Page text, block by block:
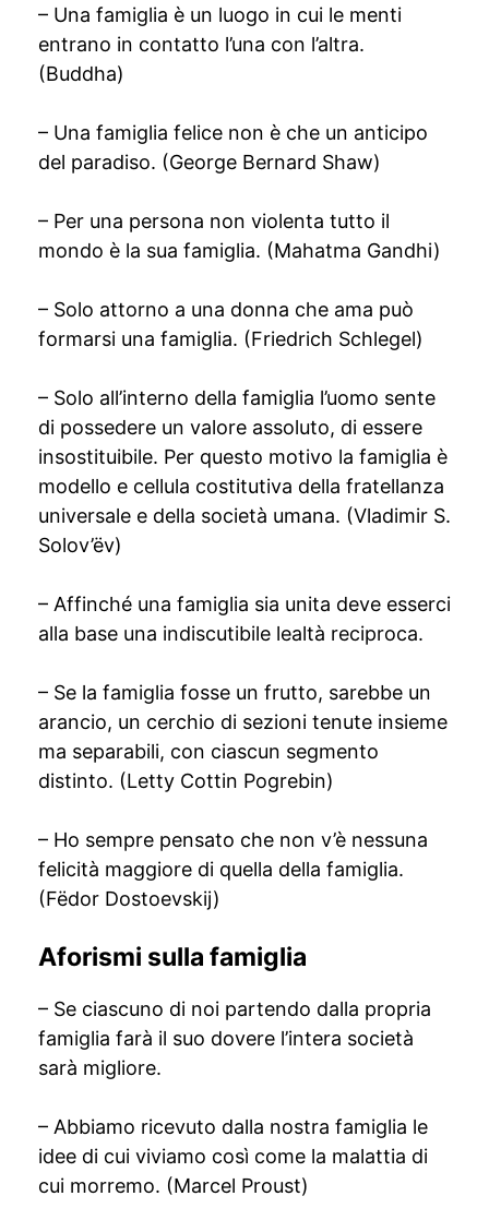
– Una famiglia è un luogo in cui le menti
entrano in contatto l’una con l’altra.
(Buddha)
– Una famiglia felice non è che un anticipo
del paradiso. (George Bernard Shaw)
– Per una persona non violenta tutto il
mondo è la sua famiglia. (Mahatma Gandhi)
– Solo attorno a una donna che ama può
formarsi una famiglia. (Friedrich Schlegel)
– Solo all’interno della famiglia l’uomo sente
di possedere un valore assoluto, di essere
insostituibile. Per questo motivo la famiglia è
modello e cellula costitutiva della fratellanza
universale e della società umana. (Vladimir S.
Solov’ëv)
– Affinché una famiglia sia unita deve esserci
alla base una indiscutibile lealtà reciproca.
– Se la famiglia fosse un frutto, sarebbe un
arancio, un cerchio di sezioni tenute insieme
ma separabili, con ciascun segmento
distinto. (Letty Cottin Pogrebin)
– Ho sempre pensato che non v’è nessuna
felicità maggiore di quella della famiglia.
(Fëdor Dostoevskij)
Aforismi sulla famiglia
– Se ciascuno di noi partendo dalla propria
famiglia farà il suo dovere l’intera società
sarà migliore.
– Abbiamo ricevuto dalla nostra famiglia le
idee di cui viviamo così come la malattia di
cui morremo. (Marcel Proust)